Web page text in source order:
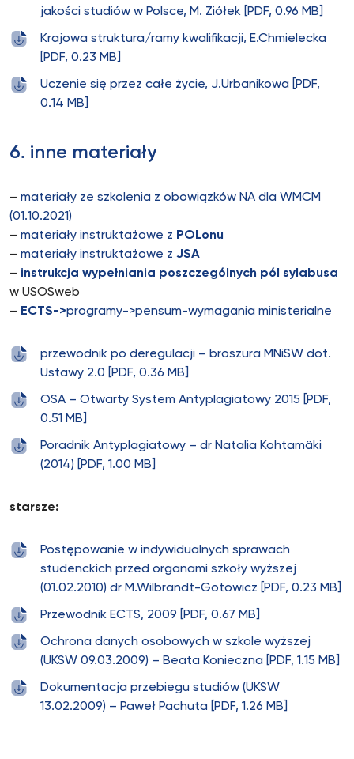
jakości studiów w Polsce, M. Ziółek [PDF, 0.96 MB]
Krajowa struktura/ramy kwalifikacji, E.Chmielecka
[PDF, 0.23 MB]
Uczenie się przez całe życie, J.Urbanikowa [PDF,
0.14 MB]
6. inne materiały
– materiały ze szkolenia z obowiązków NA dla WMCM
(01.10.2021)
– materiały instruktażowe z POLonu
– materiały instruktażowe z JSA
– instrukcja wypełniania poszczególnych pól sylabusa
w USOSweb
– ECTS->programy->pensum-wymagania ministerialne
przewodnik po deregulacji – broszura MNiSW dot.
Ustawy 2.0 [PDF, 0.36 MB]
OSA – Otwarty System Antyplagiatowy 2015 [PDF,
0.51 MB]
Poradnik Antyplagiatowy – dr Natalia Kohtamäki
(2014) [PDF, 1.00 MB]
starsze:
Postępowanie w indywidualnych sprawach
studenckich przed organami szkoły wyższej
(01.02.2010) dr M.Wilbrandt-Gotowicz [PDF, 0.23 MB]
Przewodnik ECTS, 2009 [PDF, 0.67 MB]
Ochrona danych osobowych w szkole wyższej
(UKSW 09.03.2009) – Beata Konieczna [PDF, 1.15 MB]
Dokumentacja przebiegu studiów (UKSW
13.02.2009) – Paweł Pachuta [PDF, 1.26 MB]